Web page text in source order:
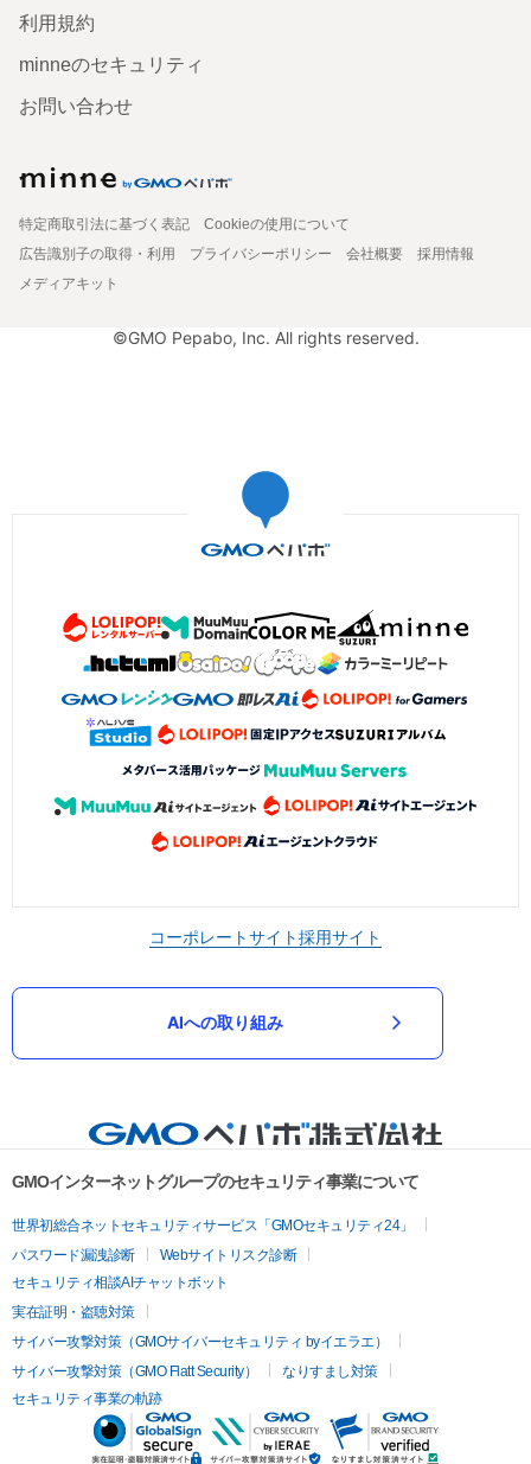
利用規約
minneのセキュリティ
お問い合わせ
特定商取引法に基づく表記
Cookieの使用について
広告識別子の取得・利用
プライバシーポリシー 会社概要
採用情報
メディアキット
©GMO Pepabo, Inc. All rights reserved.
コーポレートサイト採用サイト
AIへの取り組み
GMOインターネットグループのセキュリティ事業について
世界初総合ネットセキュリティサービス「GMOセキュリティ24」
パスワード漏洩診断
Webサイトリスク診断
セキュリティ相談AIチャットボット
実在証明・盗聴対策
サイバー攻撃対策（GMOサイバーセキュリティ byイエラエ）
サイバー攻撃対策（GMO Flatt Security）
なりすまし対策
セキュリティ事業の軌跡